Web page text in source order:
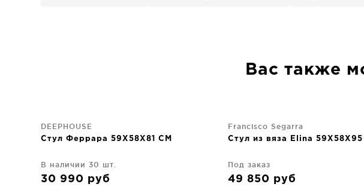
Вас также
DEEPHOUSE
Стул Феррара 59X58X81 CM
В наличии 30 шт.
30 990 руб
Francisco Segarra
Стул из вяза Elina 59X58X95
Под заказ
49 850 руб